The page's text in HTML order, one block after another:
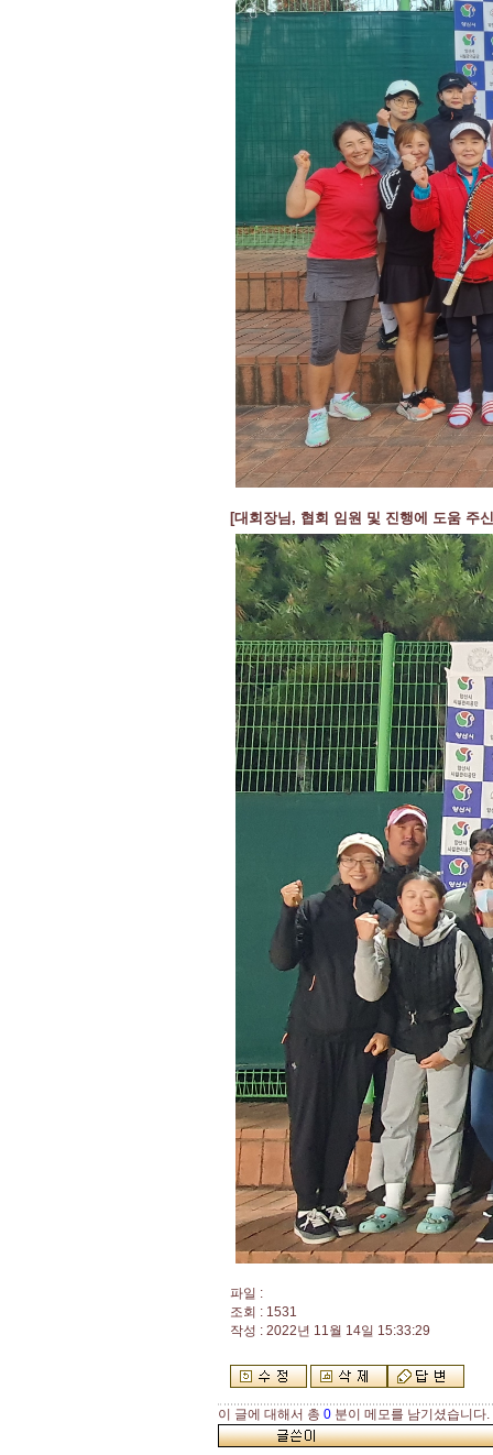
[대회장님, 협회 임원 및 진행에 도움 주
파일 :
조회 : 1531
작성 : 2022년 11월 14일 15:33:29
이 글에 대해서 총 0 분이 메모를 남기셨습니다.